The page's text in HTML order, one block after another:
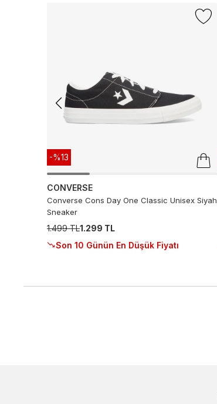
-%13
CONVERSE
Converse Cons Day One Classic Unisex Siyah
Sneaker
1.499 TL1.299 TL
Son 10 Günün En Düşük Fiyatı